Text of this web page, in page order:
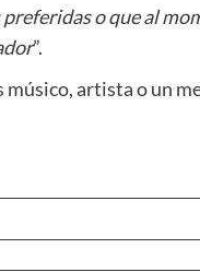
o que al
”.
artista o un